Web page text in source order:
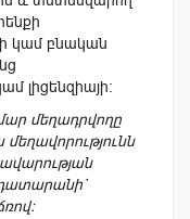
կամ բնական
լիցենզիայի:
մեղադրվողը
դատարանի`